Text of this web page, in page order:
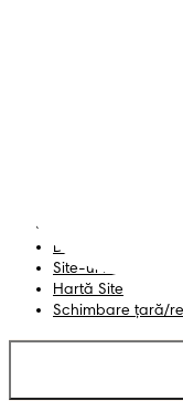
Datele Mele
Site-ul PG
Hartă Site
Schimbare ţară/